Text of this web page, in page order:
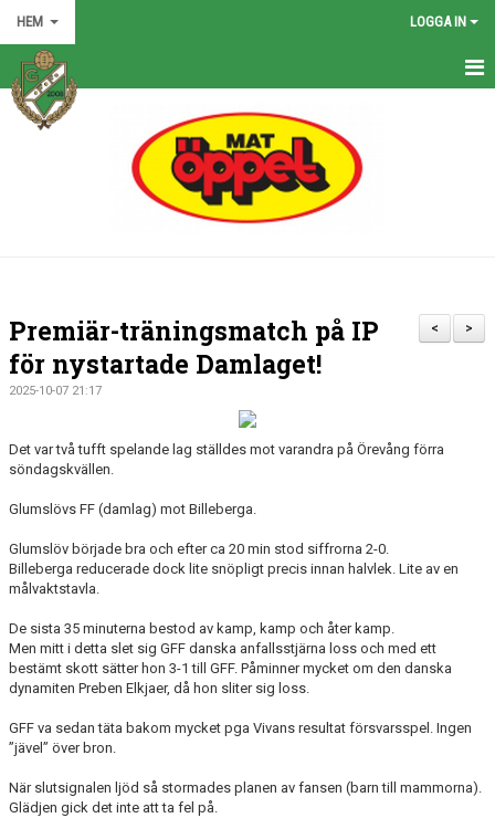
HEM LOGGA IN
HEM
KALENDER
BILDGALLERI
MATCHER
BLI MEDLEM
KLÄDKOLLEKTION
FOTBOLLSSKOLAN 2026
>
<
Premiär-träningsmatch på IP
för nystartade Damlaget!
2025-10-07 21:17
Det var två tufft spelande lag ställdes mot varandra på Örevång förra
söndagskvällen.
Glumslövs FF (damlag) mot Billeberga.
Glumslöv började bra och efter ca 20 min stod siffrorna 2-0.
Billeberga reducerade dock lite snöpligt precis innan halvlek. Lite av en
målvaktstavla.
De sista 35 minuterna bestod av kamp, kamp och åter kamp.
Men mitt i detta slet sig GFF danska anfallsstjärna loss och med ett
bestämt skott sätter hon 3-1 till GFF. Påminner mycket om den danska
dynamiten Preben Elkjaer, då hon sliter sig loss.
GFF va sedan täta bakom mycket pga Vivans resultat försvarsspel. Ingen
”jävel” över bron.
När slutsignalen ljöd så stormades planen av fansen (barn till mammorna).
Glädjen gick det inte att ta fel på.